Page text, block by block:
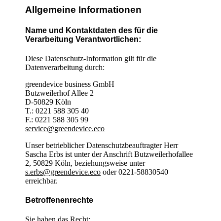
Allgemeine Informationen
Name und Kontaktdaten des für die
Verarbeitung Verantwortlichen:
Diese Datenschutz-Information gilt für die
Datenverarbeitung durch:
greendevice business GmbH
Butzweilerhof Allee 2
D-50829 Köln
T.: 0221 588 305 40
F.: 0221 588 305 99
service@greendevice.eco
Unser betrieblicher Datenschutzbeauftragter Herr
Sascha Erbs ist unter der Anschrift Butzweilerhofallee
2, 50829 Köln, beziehungsweise unter
s.erbs@greendevice.eco oder 0221-58830540
erreichbar.
Betroffenenrechte